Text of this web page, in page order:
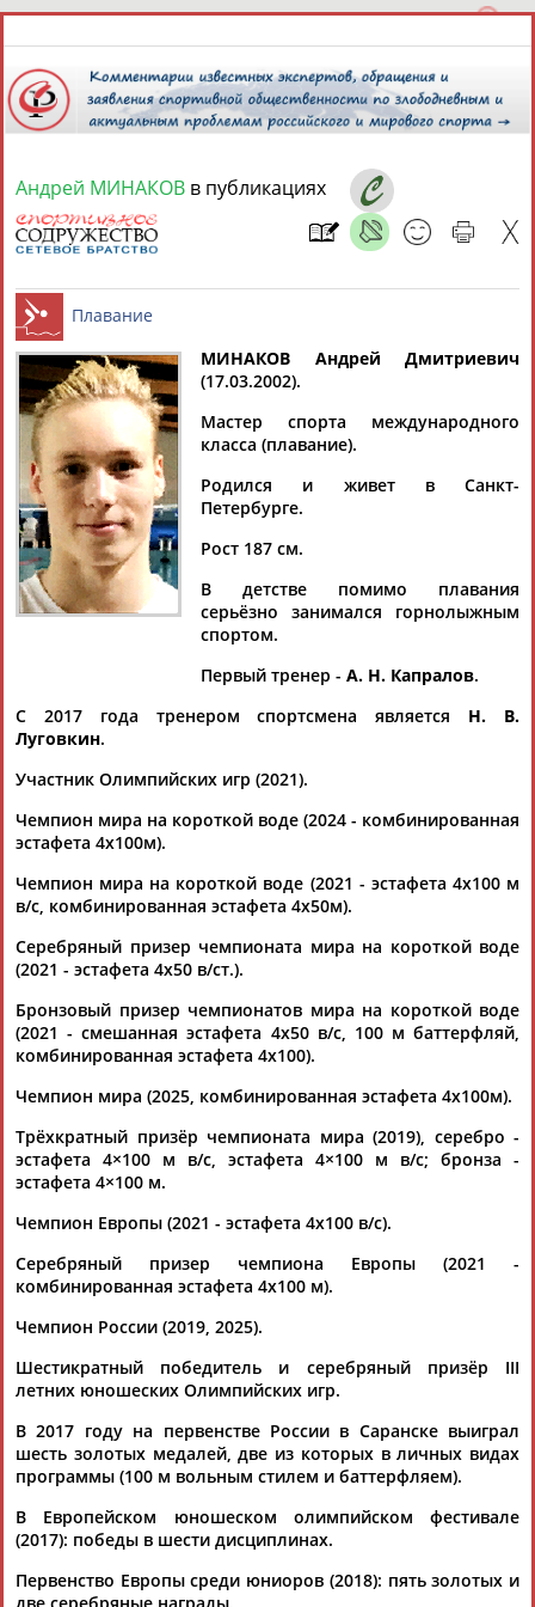
8 августа 2026 года,
СПОРТСМЕНЫ, ТРЕНЕРЫ И СПЕЦИАЛИСТЫ
Найдено: 1персона Расширенный поиск
Андрей
МИНАКОВ
Ваш запрос: "Андрей МИНАКОВ"
1 2 4 5
Определен состав сборной России на чемпионат Европы по
...Григорий Вековищев, Иван Гирев, Михаил Доринов,
Александр Жигалов, Роман Жидков, Иван Кожакин, Николай
Кукушкин, Андрей Минаков, Даниил Писецкий, Павел
Самусенко, Георгий...
20.06.2026
видеотрансляция)
...Лифинцев, Дарья Трофимова, Павел Самусенко, Юлия
Ефимова,Андрей Минакови другие. Программа
(Проект:Информационное агентство СТАДИОН)
Плавание. Чемпионат России 2026. 6 июня (прямая
видеотрансляция)
Ефимова, Андрей Минакови другие. 6 июня после
(Проект:Информационное агентство СТАДИОН )
06.06.2026
Плавание. Кубок России 2026. Финал. 20 апреля (прямая
...Чикунова, Павел Самусенко, Дарья Клепикова, Мирон
Лифинцев,Андрей Минаков, Егор Корнев, Дарья
(Проект: Информационное агентство СТАДИОН
20.04.2026
Плавание. Кубок России 2026. Финал. 19 апреля (прямая
видеотрансляция)
...Чикунова, Павел Самусенко, Дарья Клепикова, Мирон
Трофимова и другие. ...
Андрей МИНАКОВ в публикациях
Плавание
МИНАКОВ Андрей Дмитриевич
(17.03.2002).
Мастер спорта международного
класса (плавание).
Родился и живет в Санкт-
Петербурге.
Рост 187 см.
В детстве помимо плавания
серьёзно занимался горнолыжным
спортом.
Первый тренер - А. Н. Капралов.
С 2017 года тренером спортсмена является Н. В.
Луговкин.
Участник Олимпийских игр (2021).
Чемпион мира на короткой воде (2024 - комбинированная
эстафета 4х100м).
Чемпион мира на короткой воде (2021 - эстафета 4х100 м
в/с, комбинированная эстафета 4х50м).
Серебряный призер чемпионата мира на короткой воде
(2021 - эстафета 4х50 в/ст.).
Бронзовый призер чемпионатов мира на короткой воде
(2021 - смешанная эстафета 4х50 в/с, 100 м баттерфляй,
комбинированная эстафета 4х100).
Чемпион мира (2025, комбинированная эстафета 4х100м).
Трёхкратный призёр чемпионата мира (2019), серебро -
эстафета 4×100 м в/с, эстафета 4×100 м в/с; бронза -
эстафета 4×100 м.
Чемпион Европы (2021 - эстафета 4х100 в/с).
Серебряный призер чемпиона Европы (2021 -
комбинированная эстафета 4х100 м).
Чемпион России (2019, 2025).
Шестикратный победитель и серебряный призёр III
летних юношеских Олимпийских игр.
В 2017 году на первенстве России в Саранске выиграл
шесть золотых медалей, две из которых в личных видах
программы (100 м вольным стилем и баттерфляем).
В Европейском юношеском олимпийском фестивале
(2017): победы в шести дисциплинах.
Первенство Европы среди юниоров (2018): пять золотых и